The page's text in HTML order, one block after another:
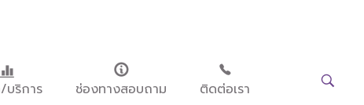
บริการ ช่องทางสอบถาม ติดต่อเรา